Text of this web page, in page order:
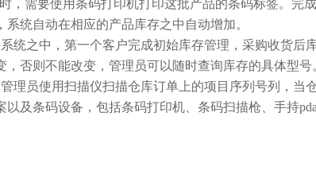
需要使用条码打印机打印这批产品的条码标签。完
统自动在相应的产品库存之中自动增加。
之中，第一个客户完成初始库存管理，采购收货后
否则不能改变，管理员可以随时查询库存的具体型号
员使用扫描仪扫描仓库订单上的项目序列号列，当
以及条码设备，包括条码打印机、条码扫描枪、手持